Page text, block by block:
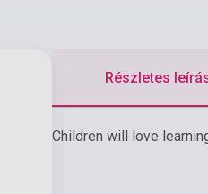
Részletes
Children will love